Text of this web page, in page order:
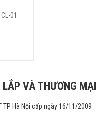
01
LẮP VÀ THƯƠNG
TP Hà Nội cấp ngày 16/11/2009